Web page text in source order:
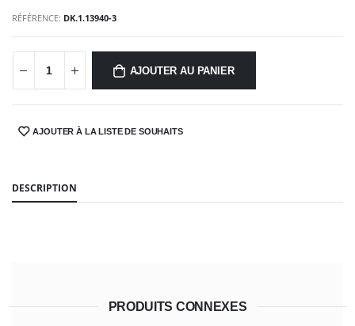
RÉFÉRENCE: DK.1.13940-3
AJOUTER AU PANIER
SHARE:AJOUTER À LA LISTE DE SOUHAITS
DESCRIPTION
PRODUITS CONNEXES